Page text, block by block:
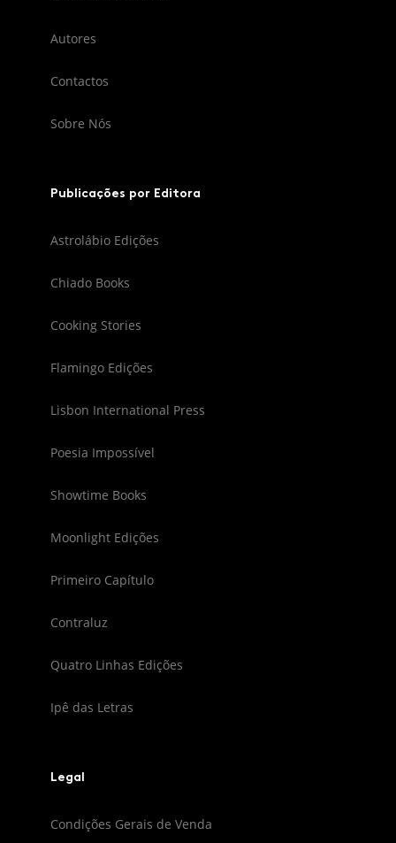
Autores
Contactos
Sobre Nós
Publicações por Editora
Astrolábio Edições
Chiado Books
Cooking Stories
Flamingo Edições
Lisbon International Press
Poesia Impossível
Showtime Books
Moonlight Edições
Primeiro Capítulo
Contraluz
Quatro Linhas Edições
Ipê das Letras
Legal
Condições Gerais de Venda